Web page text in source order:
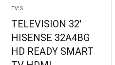
TV'S
TELEVISION 32′
HISENSE 32A4BG
HD READY SMART